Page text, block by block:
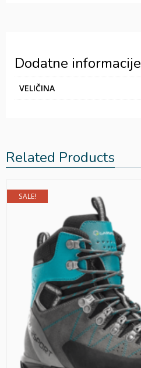
Dodatne informacije
VELIČINA
Related Products
SALE!